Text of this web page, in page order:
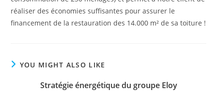
réaliser des économies suffisantes pour assurer le
financement de la restauration des 14.000 m² de sa toiture !
YOU MIGHT ALSO LIKE
Stratégie énergétique du groupe Eloy